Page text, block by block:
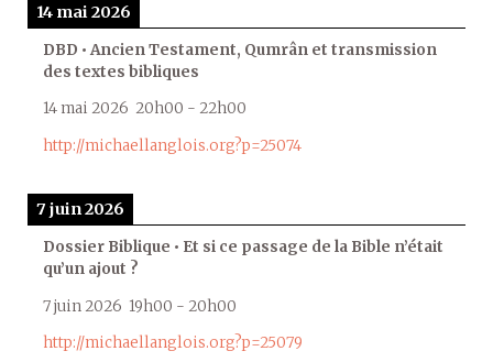
14 mai 2026
DBD • Ancien Testament, Qumrân et transmission
des textes bibliques
14 mai 2026 20h00 - 22h00
http://michaellanglois.org?p=25074
7 juin 2026
Dossier Biblique • Et si ce passage de la Bible n’était
qu’un ajout ?
7 juin 2026 19h00 - 20h00
http://michaellanglois.org?p=25079